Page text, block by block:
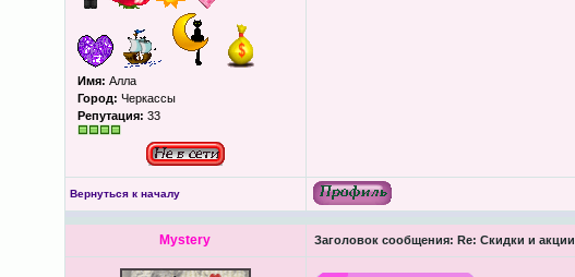
Имя: Алла
Город: Черкассы
Репутация: 33
Вернуться к началу
Mystery Заголовок сообщения: Re: Скидки и акции